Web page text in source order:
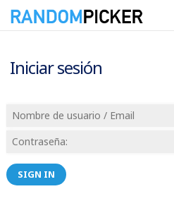
Iniciar sesión
SIGN IN